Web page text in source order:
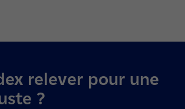
relever pour une
?